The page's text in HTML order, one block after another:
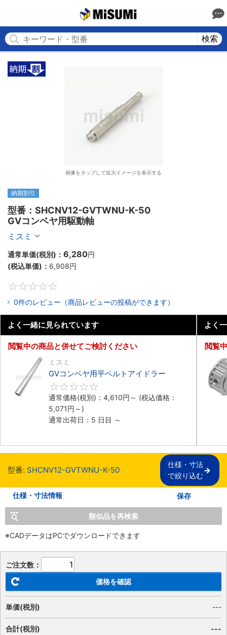
検索
画像をタップして拡大イメージを表示する
納期割引
型番：SHCNV12-GVTWNU-K-50
GVコンベヤ用駆動軸
ミスミ
通常単価(税別)： 6,280円
(税込単価)： 6,908円
0件のレビュー（商品レビューの投稿ができます）
よく一緒に見られています
閲覧中の商品と併せてご検討ください
ミスミ
GVコンベヤ用平ベルトアイドラー
通常価格(税別)： 4,610円 ～ (税込価格：
5,071円 ～)
通常出荷日：5 日目 ～
よく
閲覧
型番: SHCNV12-GVTWNU-K-50
仕様・寸法
で絞り込む
仕様・寸法情報 保存
類似品を再検索
※CADデータはPCでダウンロードできます
ご注文数：
価格を確認
単価(税別) ---
合計(税別)
---